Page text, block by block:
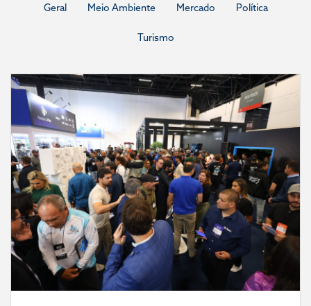
Geral Meio Ambiente Mercado Política
Turismo